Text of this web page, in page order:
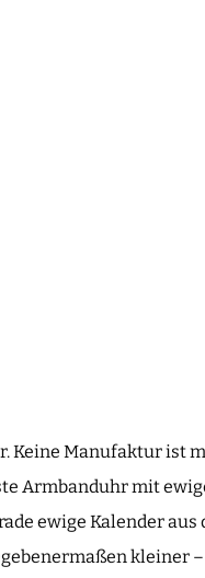
Keine Manufaktur ist
Armbanduhr mit
ewige Kalender aus
kleiner